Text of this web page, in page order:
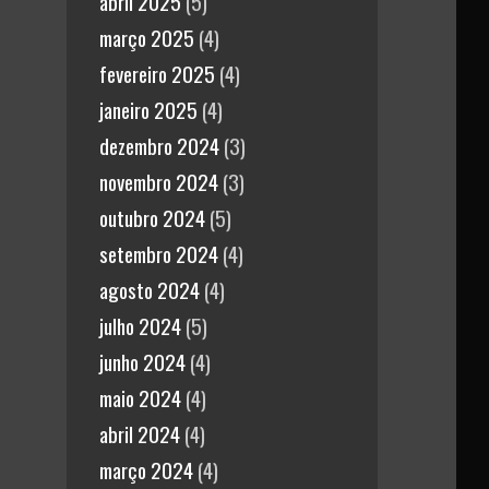
março 2025 (4)
fevereiro 2025 (4)
janeiro 2025 (4)
dezembro 2024(3)
novembro 2024(3)
outubro 2024(5)
setembro 2024(4)
agosto 2024(4)
julho 2024(5)
junho 2024(4)
maio 2024(4)
abril 2024(4)
março 2024(4)